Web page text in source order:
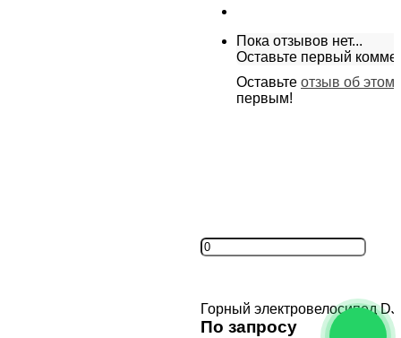
Пока отзывов нет...
Оставьте первый
Оставьте отзыв об этом
первым!
Горный электровелосипед
По запросу